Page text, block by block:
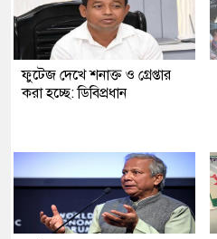
ফুটেজ দেখে শনাক্ত ও গ্রেপ্তার
করা হচ্ছে: ডিবিপ্রধান